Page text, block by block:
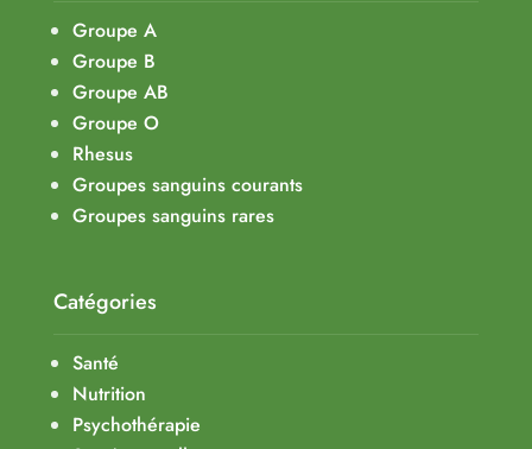
Groupe A
Groupe B
Groupe AB
Groupe O
Rhesus
Groupes sanguins courants
Groupes sanguins rares
Catégories
Santé
Nutrition
Psychothérapie